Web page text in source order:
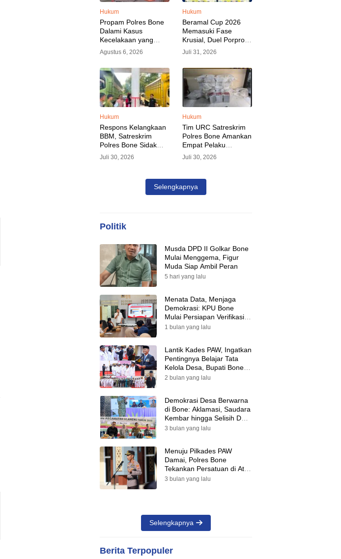
Hukum
Propam Polres Bone
Dalami Kasus
Kecelakaan yang
Libatkan Oknum
Polisi, Pelaku Sudah
Diamankan
Agustus 6, 2026
Hukum
Beramal Cup 2026
Memasuki Fase
Krusial, Duel Porprov
Bone vs Trikora Wajo
Jadi Sorotan Malam
Ini
Juli 31, 2026
Hukum
Respons Kelangkaan
BBM, Satreskrim
Polres Bone Sidak
SPBU dan Pangkalan
LPG, AKP Alvin Aji
SPBU Agar Distribusi
BBM Tepat Sasaran
Juli 30, 2026
Hukum
Tim URC Satreskrim
Polres Bone Amankan
Empat Pelaku
Pencurian Aset PLN,
Kerugian Ditaksir
Juli 30, 2026
Selengkapnya
Politik
Musda DPD II Golkar Bone
Mulai Menggema, Figur
Muda Siap Ambil Peran
5 hari yang lalu
Menata Data, Menjaga
Demokrasi: KPU Bone
Mulai Persiapan Verifikasi
Partai Politik Menuju Pemilu
1 bulan yang lalu
Lantik Kades PAW, Ingatkan
Pentingnya Belajar Tata
Kelola Desa, Bupati Bone:
Tak Ada Lagi Kubu,
2 bulan yang lalu
Demokrasi Desa Berwarna
di Bone: Aklamasi, Saudara
Kembar hingga Selisih Dua
Suara Warnai Pilkades PAW
3 bulan yang lalu
Menuju Pilkades PAW
Damai, Polres Bone
Tekankan Persatuan di Atas
Perbedaan Pilihan
3 bulan yang lalu
Selengkapnya
Berita Terpopuler